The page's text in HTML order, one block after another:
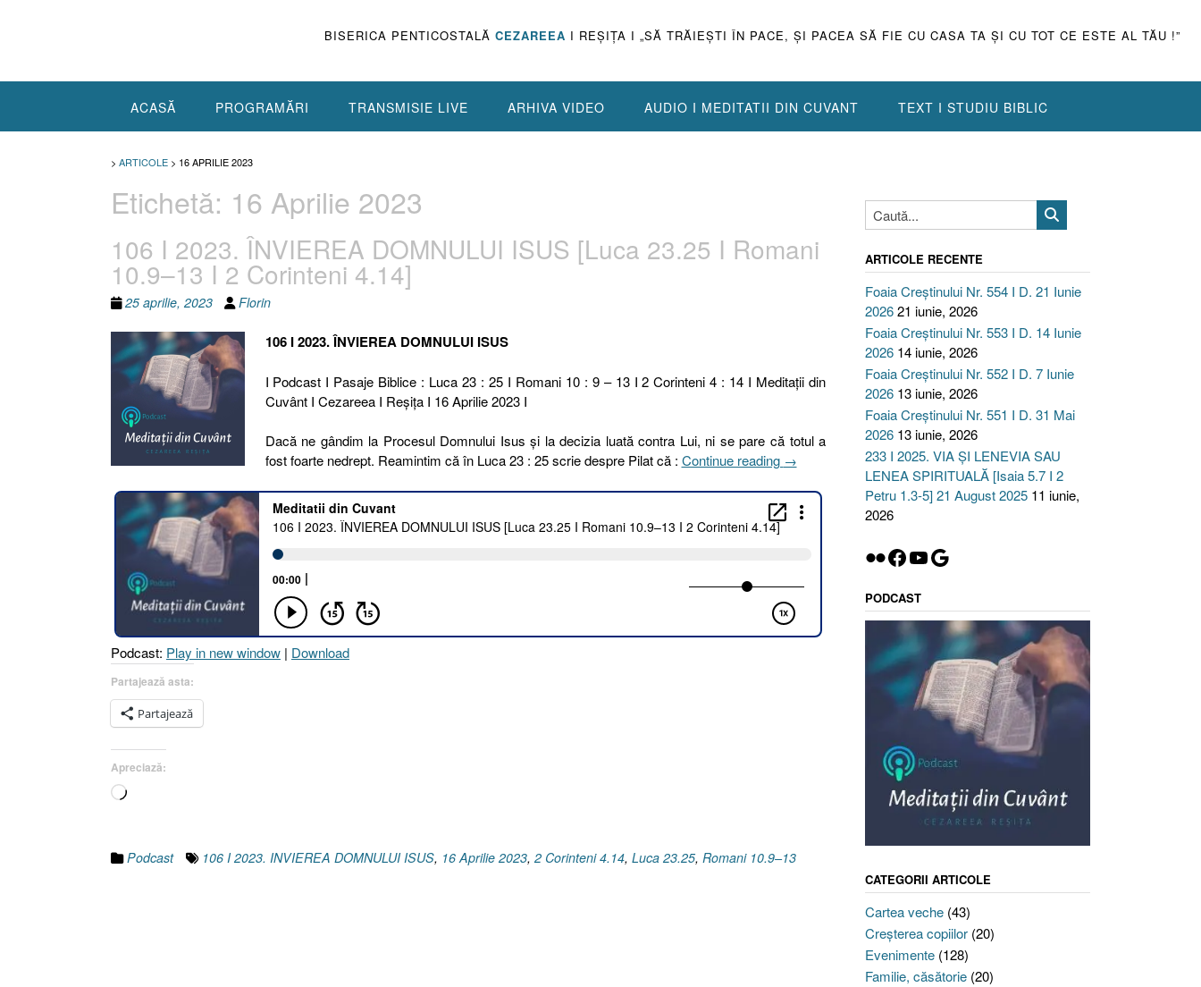
BISERICA PENTICOSTALĂ CEZAREEA I REŞIŢA I „SĂ TRĂIEŞTI ÎN PACE, ŞI PACEA SĂ FIE CU CASA TA ŞI CU TOT CE ESTE AL TĂU !”
ACASĂ PROGRAMĂRI TRANSMISIE LIVE ARHIVA VIDEO AUDIO I MEDITATII DIN CUVANT TEXT I STUDIU BIBLIC
> ARTICOLE > 16 APRILIE 2023
Etichetă: 16 Aprilie 2023
106 I 2023. ÎNVIEREA DOMNULUI ISUS [Luca 23.25 I Romani
10.9–13 I 2 Corinteni 4.14]
25 aprilie, 2023 Florin
106 I 2023. ÎNVIEREA DOMNULUI ISUS
I Podcast I Pasaje Biblice : Luca 23 : 25 I Romani 10 : 9 – 13 I 2 Corinteni 4 : 14 I Meditaţii din
Cuvânt I Cezareea I Reşiţa I 16 Aprilie 2023 I
Dacă ne gândim la Procesul Domnului Isus și la decizia luată contra Lui, ni se pare că totul a
fost foarte nedrept. Reamintim că în Luca 23 : 25 scrie despre Pilat că : Continue reading „106
2023.
ÎNVIEREA
I
Romani
→
Podcast: Play in new window | Download
Partajează asta:
Partajează
Apreciază:
Încarc...
Podcast 106 I 2023. INVIEREA DOMNULUI ISUS, 16 Aprilie 2023, 2 Corinteni 4.14, Luca 23.25, Romani 10.9–13
ARTICOLE RECENTE
Foaia Creștinului Nr. 554 I D. 21 Iunie
202621 iunie, 2026
Foaia Creștinului Nr. 553 I D. 14 Iunie
2026 14 iunie, 2026
Foaia Creștinului Nr. 552 I D. 7 Iunie
2026 13 iunie, 2026
Foaia Creștinului Nr. 551 I D. 31 Mai
2026 13 iunie, 2026
233 I 2025. VIA ȘI LENEVIA SAU
LENEA SPIRITUALĂ [Isaia 5.7 I 2
Petru 1.3-5] 21 August 2025 11 iunie,
2026
Flickr
Facebook
YouTube
Google
PODCAST
CATEGORII ARTICOLE
Cartea veche(43)
Creşterea copiilor(20)
Evenimente(128)
Familie, căsătorie(20)